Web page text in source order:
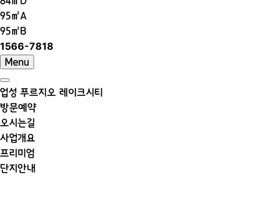
95㎡A
95㎡B
1566-7818
Menu
업성 푸르지오 레이크시티
방문예약
오시는길
사업개요
프리미엄
단지안내